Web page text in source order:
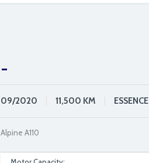
-
09/2020 11,500 KM ESSENCE
Alpine A110